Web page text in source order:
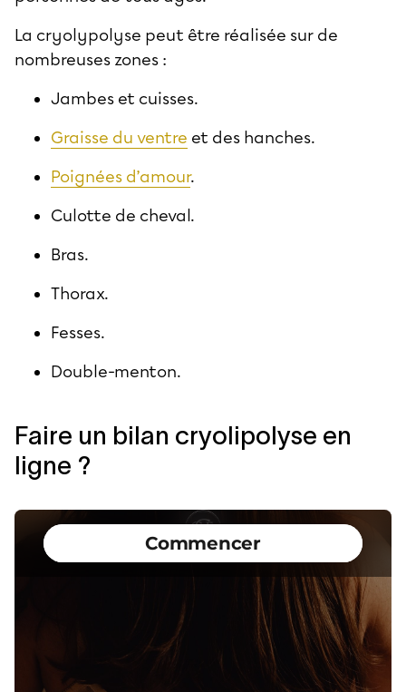
La cryolypolyse peut être réalisée sur de
nombreuses zones :
Jambes et cuisses.
Graisse du ventre et des hanches.
Poignées d’amour.
Culotte de cheval.
Bras.
Thorax.
Fesses.
Double-menton.
Faire un bilan cryolipolyse en
ligne ?